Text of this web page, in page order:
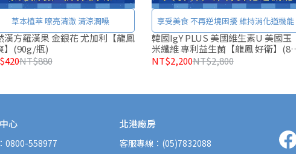
草本植萃 嘹亮清澈 清涼潤嗓
漢方羅漢果 金銀花 尤加利【龍鳳
】(90g/瓶)
NT$880
享受美食 不再逆境困擾 維持消化道機能
韓國IgY PLUS 美國維生素U 美國玉
米纖維 專利益生菌【龍鳳 好衛】(80
粒/盒)
NT$2,200NT$2,800
心
0800-558977
北港廠房
客服專線：(05)7832088